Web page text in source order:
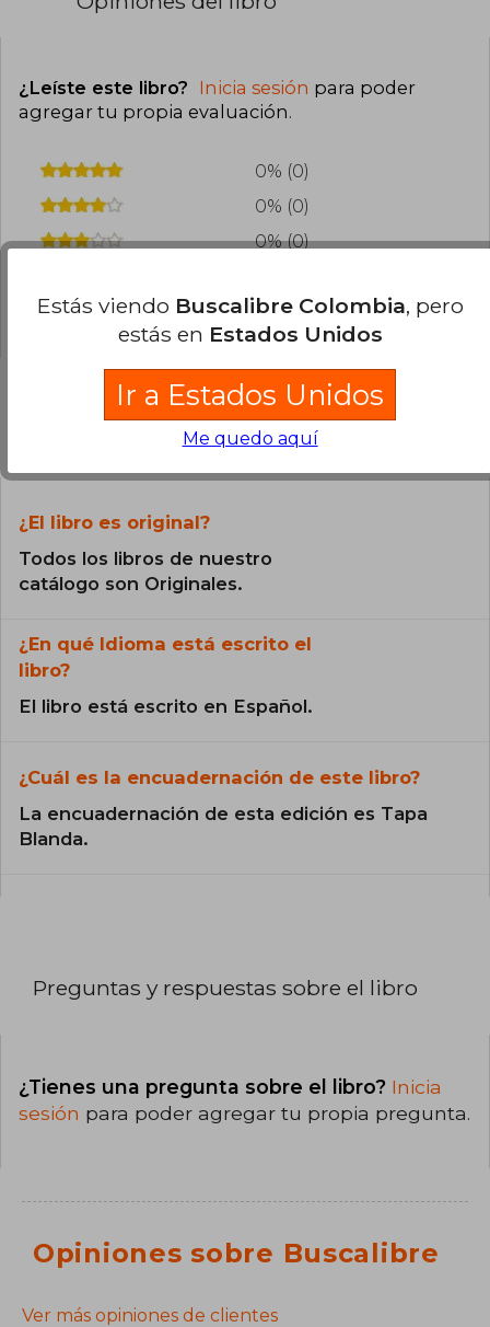
¿Leíste este libro? Inicia sesión para poder
agregar tu propia evaluación.
0% (0)
0% (0)
0% (0)
0% (0)
Preguntas frecuentes sobre el libro
¿El libro es original?
Todos los libros de nuestro
catálogo son Originales.
¿En qué Idioma está escrito el
libro?
El libro está escrito en Español.
¿Cuál es la encuadernación de este libro?
La encuadernación de esta edición es Tapa
Blanda.
Preguntas y respuestas sobre el libro
¿Tienes una pregunta sobre el libro? Inicia
sesión para poder agregar tu propia pregunta.
Opiniones sobre Buscalibre
Ver más opiniones de clientes
Estás viendo Buscalibre Colombia, pero
estás en Estados Unidos
Ir a Estados Unidos
Me quedo aquí